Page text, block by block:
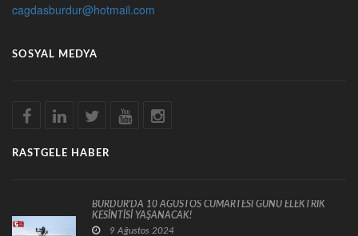
cagdasburdur@hotmail.com
SOSYAL MEDYA
RASTGELE HABER
BURDUR'DA 10 AĞUSTOS CUMARTESİ GÜNÜ ELEKTRİK
KESİNTİSİ YAŞANACAK!
9 Ağustos 2024